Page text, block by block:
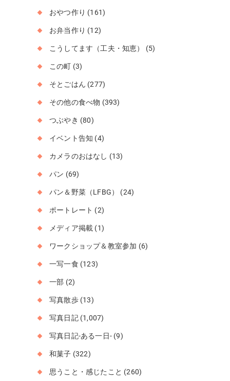
おやつ作り (161)
お弁当作り (12)
こうしてます（工夫・知恵） (5)
この町 (3)
そとごはん (277)
その他の食べ物 (393)
つぶやき (80)
イベント告知 (4)
カメラのおはなし (13)
パン (69)
パン＆野菜（LFBG） (24)
ポートレート (2)
メディア掲載 (1)
ワークショップ＆教室参加 (6)
一写一食 (123)
一部 (2)
写真散歩(13)
写真日記(1,007)
写真日記-ある一日- (9)
和菓子 (322)
思うこと・感じたこと (260)